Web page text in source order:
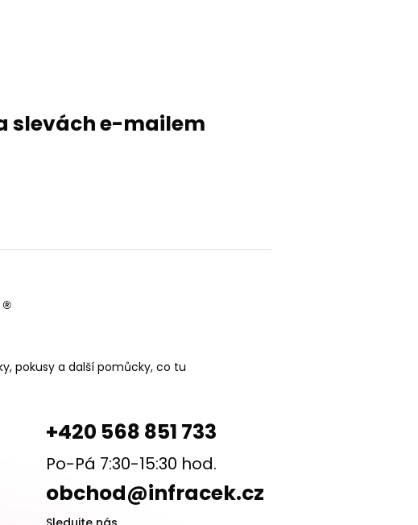
slevách e-mailem
pokusy a další pomůcky, co tu
+420 568 851 733
Po-Pá 7:30-15:30 hod.
obchod@infracek.cz